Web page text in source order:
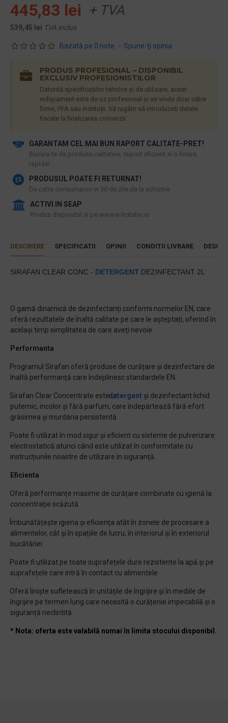
Bazată pe 0 note. - Spune-ţi opinia
445,83 lei + TVA
539,45 lei TVA inclus
GARANTAM CEL MAI BUN RAPORT CALITATE-PRET!
​Bucura-te de produse calitative, suport eficient si o livrare
rapida!
PRODUSUL POATE FI RETURNAT!
De catre consumatori in 30 de zile de la achizitie
ACTIVI IN SEAP
Produs disponibil si pe www.e-licitatie.ro
PRODUS PROFESIONAL – DISPONIBIL
EXCLUSIV PROFESIONISTILOR
Datorită specificațiilor tehnice și de utilizare, acest
echipament este de uz profesional și se vinde doar către
firme, PFA sau instituții. Vă rugăm să introduceți datele
fiscale la finalizarea comenzii.
DESCRIERE SPECIFICATII OPINII CONDITII LIVRARE
SIRAFAN CLEAR CONC - DETERGENT DEZINFECTANT 2L
O gamă dinamică de dezinfectanți conformi normelor EN, care
oferă rezultatele de înaltă calitate pe care le așteptați, oferind în
același timp simplitatea de care aveți nevoie.
Performanta
Programul Sirafan oferă produse de curățare și dezinfectare de
înaltă performanță care îndeplinesc standardele EN.
Sirafan Clear Concentrate este undetergent și dezinfectant lichid
puternic, incolor și fără parfum, care îndepărtează fără efort
grăsimea și murdăria persistentă.
Poate fi utilizat în mod sigur și eficient cu sisteme de pulverizare
electrostatică atunci când este utilizat în conformitate cu
instrucțiunile noastre de utilizare în siguranță.
Eficienta
Oferă performanțe maxime de curățare combinate cu igienă la
concentrație scăzută
Îmbunătățește igiena și eficiența atât în zonele de procesare a
alimentelor, cât și în spațiile de lucru, în interiorul și în exteriorul
bucătăriei
Poate fi utilizat pe toate suprafețele dure rezistente la apă și pe
suprafețele care intră în contact cu alimentele
Oferă liniște sufletească în unitățile de îngrijire și în mediile de
îngrijire pe termen lung care necesită o curățenie impecabilă și o
siguranță neclintită
* Nota: oferta este valabilă numai în limita stocului disponibil.